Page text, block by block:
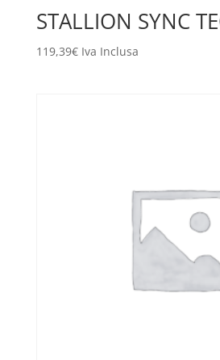
STALLION SYNC
119,39€ Iva Inclusa